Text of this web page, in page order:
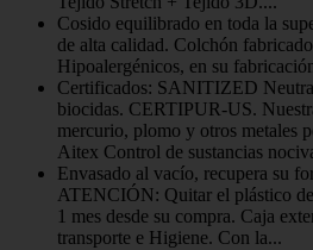
Cosido equilibrado en toda la
de alta calidad. Colchón
Hipoalergénicos, en su
Certificados: SANITIZED
biocidas. CERTIPUR-US.
mercurio, plomo y otros metales
Aitex Control de sustancias
Envasado al vacío, recupera su
ATENCIÓN: Quitar el plástico
1 mes desde su compra. Caja
transporte e Higiene. Con la...